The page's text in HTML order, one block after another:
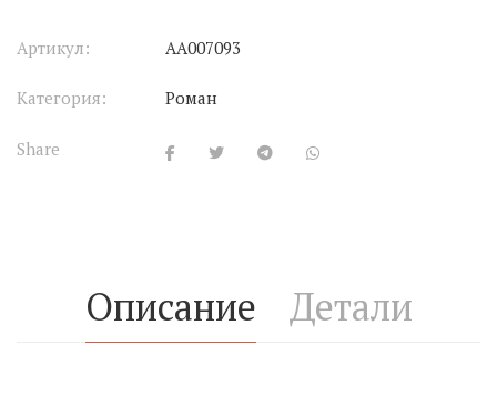
Артикул: АА007093
Категория: Роман
Share
Описание Детали